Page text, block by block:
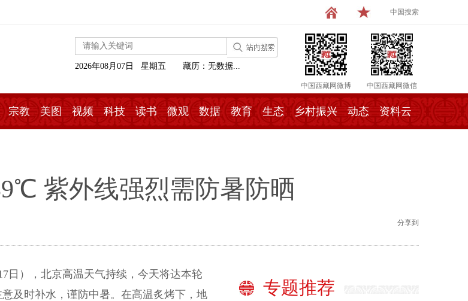
中国搜索
中国西藏网微博 中国西藏网微信
2026年08月07日 星期五 藏历：无数据...
宗教 美图 视频 科技 读书 微观 数据 教育 生态 乡村振兴 动态 资料云
紫外线强烈需防暑防晒
分享到
日），北京高温天气持续，今天将达本轮
及时补水，谨防中暑。在高温炙烤下，地
专题推荐